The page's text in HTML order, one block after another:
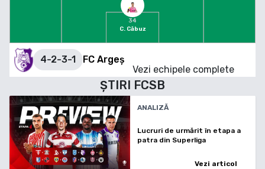
34
C. Căbuz
4-2-3-1
FC Argeș
Vezi echipele complete
ȘTIRI FCSB
ANALIZĂ
Lucruri de urmărit în etapa a
patra din Superliga
Vezi articol